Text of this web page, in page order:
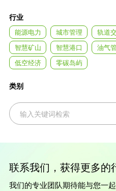
行业
能源电力 城市管理 轨道
智慧矿山
智慧港口 油气
低空经济
零碳岛屿
类别
联系我们，获得更多的
我们的专业团队期待能与您一